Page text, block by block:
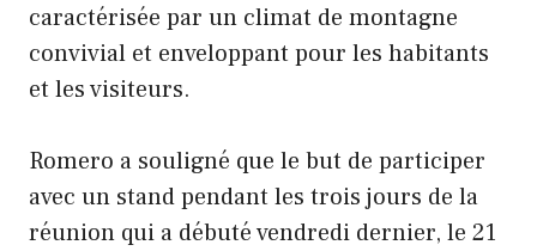
caractérisée par un climat de montagne
convivial et enveloppant pour les habitants
et les visiteurs.
Romero a souligné que le but de participer
avec un stand pendant les trois jours de la
réunion qui a débuté vendredi dernier, le 21